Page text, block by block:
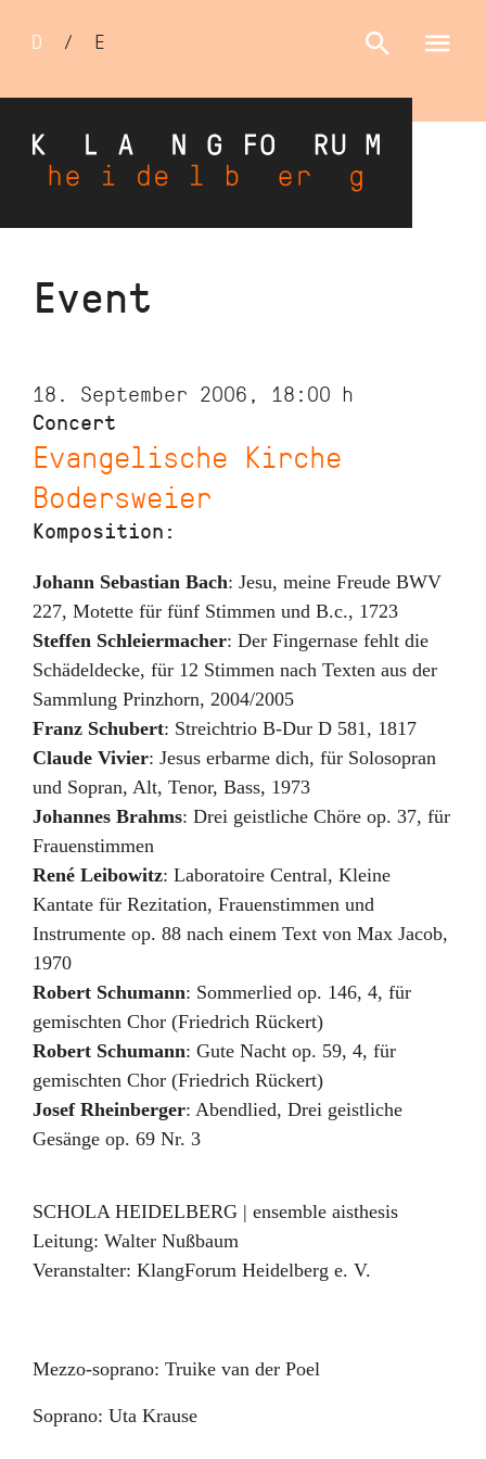
Skip
Sprachumschalter
D / E
Event
18. September 2006, 18:00 h
Concert
Evangelische Kirche
Bodersweier
Komposition:
Johann Sebastian Bach: Jesu, meine Freude BWV
227, Motette für fünf Stimmen und B.c., 1723
Steffen Schleiermacher: Der Fingernase fehlt die
Schädeldecke, für 12 Stimmen nach Texten aus der
Sammlung Prinzhorn, 2004/2005
Franz Schubert: Streichtrio B-Dur D 581, 1817
Claude Vivier: Jesus erbarme dich, für Solosopran
und Sopran, Alt, Tenor, Bass, 1973
Johannes Brahms: Drei geistliche Chöre op. 37, für
Frauenstimmen
René Leibowitz: Laboratoire Central, Kleine
Kantate für Rezitation, Frauenstimmen und
Instrumente op. 88 nach einem Text von Max Jacob,
1970
Robert Schumann: Sommerlied op. 146, 4, für
gemischten Chor (Friedrich Rückert)
Robert Schumann: Gute Nacht op. 59, 4, für
gemischten Chor (Friedrich Rückert)
Josef Rheinberger: Abendlied, Drei geistliche
Gesänge op. 69 Nr. 3
SCHOLA HEIDELBERG | ensemble aisthesis
Leitung: Walter Nußbaum
Veranstalter: KlangForum Heidelberg e. V.
Mezzo-soprano: Truike van der Poel
Soprano: Uta Krause